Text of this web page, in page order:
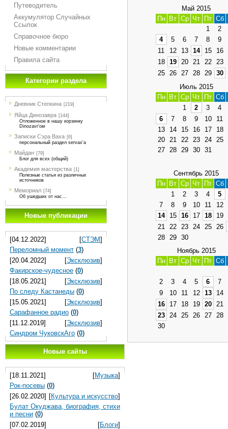
Путеводитель
Аккумулятор Случайных
Ссылок
Справочное бюро
Новые комментарии
Правила сайта
Категории раздела
Дневник Степкина [219]
Яйца Динозавра [144]
Отложенное в нашу корзинку
Dinozavr'ом
Записки Сэра Ваха [6]
персональный раздел servax'а
Майдан [79]
Блог для всех (общий)
Академия мастерства [1]
Полезные статьи из различных
источников
Мемориал [74]
Об ушедших от нас...
Новые публикации
[04.12.2022] [СТЭМ]
Переломный момент (3)
[20.04.2022]
[Эксклюзив]
Факирское-чудесное (0)
[18.05.2021]
[Эксклюзив]
По следу Кастанеды (0)
[15.05.2021]
[Эксклюзив]
Сарафанное радио (0)
[11.12.2019]
[Эксклюзив]
Синдром ЧуковскАго (0)
Новые сайты
[18.11.2021] [Музыка]
Рок-посевы (0)
[26.02.2020] [Культура и искусство]
Булат Окуджава, биография, стихи
и песни (0)
[07.02.2019]
[Блоги]
Май 2015
Пн
Вт Ср Чт Пт Сб
1
2
4
5 6 7 8 9
11
12 13 14 15 16
18
19 20 21 22 23
25
26 27 28 29 30
Июль 2015
Пн
Вт Ср Чт Пт Сб
1
2 3
4
6
7 8 9 10 11
13
14 15 16 17 18
20
21 22 23 24 25
27
28 29 30 31
Сентябрь 2015
Пн
Вт Ср Чт Пт Сб
1
2 3 4
5
7
8 9 10 11 12
14
15 16 17 18 19
21
22 23 24 25 26
28
29
30
Ноябрь 2015
Пн
Вт Ср Чт Пт Сб
2 3 4 5 6
7
9
10 11 12 13 14
16
17 18 19 20 21
23
24 25 26 27 28
30